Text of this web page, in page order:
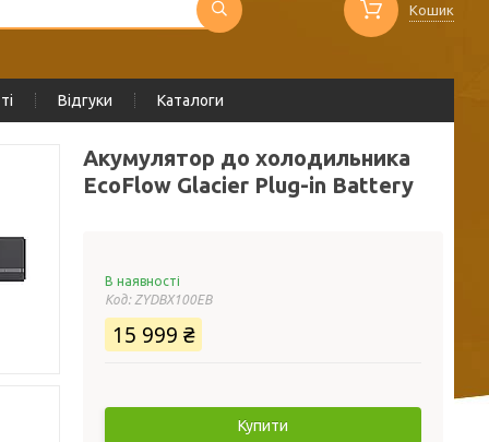
Кошик
Відгуки Каталоги
Акумулятор до холодильника
EcoFlow Glacier Plug-in Battery
В наявності
Код: ZYDBX100EB
15 999 ₴
Купити